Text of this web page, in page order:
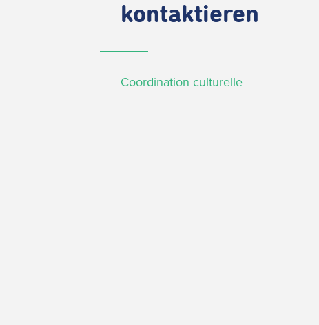
kontaktieren
Coordination culturelle